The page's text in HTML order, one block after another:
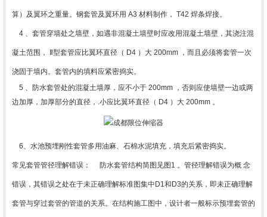
算）及翼环之重量。钢套管及翼环用 A3 材料制作， T42 焊条焊接。
4 、套管穿墙处之墙壁，如遇非混凝土墙壁时应改用混凝土墙壁，其浇注混
凝土范围， Ⅱ型套管应比翼环直径（ D4 ）大 200mm ，而且必须将套管一次
浇固于墙内。套管内的填料应紧密捣实。
5 、防水套管处的混凝土墙厚，应不小于 200mm ，否则应使墙壁一边或两
边加厚，加厚部分的直径，.小应比翼环直径（ D4 ）大 200mm 。
6、水池预埋刚性套管多用油麻、石棉水泥填充，填充后紧密捣实。
常见套管管径理解错误： 防水套管结构简图见图1 。管径理解错误为概 念
错误，其错误之处在于未正确理解标准图集中D1和D3的关系，即未正确理解
套管与穿过套管的管道的关系。在结构施工图中，设计者一般标示预埋套管的